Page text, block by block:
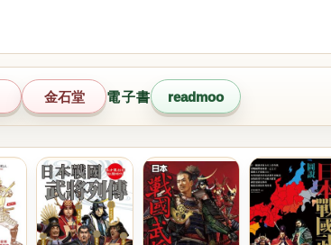
金石堂 電子書 readmoo